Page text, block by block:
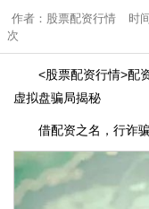
作者：股票配资行情 时
次
<股票配资行情>配
虚拟盘骗局揭秘
借配资之名，行诈